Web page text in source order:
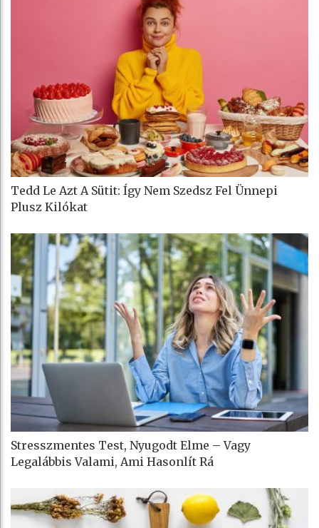
Tedd Le Azt A Sütit: Így Nem Szedsz Fel Ünnepi
Plusz Kilókat
Stresszmentes Test, Nyugodt Elme – Vagy
Legalábbis Valami, Ami Hasonlít Rá